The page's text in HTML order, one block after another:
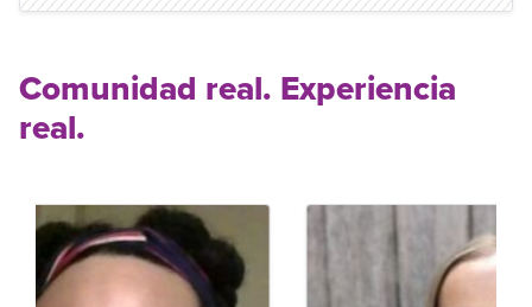
Comunidad real. Experiencia
real.